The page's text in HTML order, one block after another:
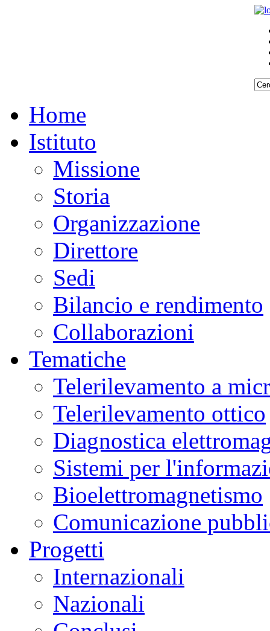
Home
Istituto
Missione
Storia
Organizzazione
Direttore
Sedi
Bilancio e rendimento
Collaborazioni
Tematiche
Telerilevamento a
Telerilevamento ottico
Diagnostica
Sistemi per
Bioelettromagnetismo
Comunicazione
Progetti
Internazionali
Nazionali